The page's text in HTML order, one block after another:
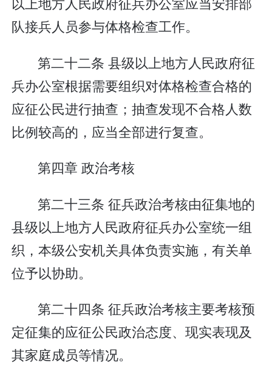
队接兵人员参与体格检查工作。
第二十二条 县级以上地方人民政府征
兵办公室根据需要组织对体格检查合格的
应征公民进行抽查；抽查发现不合格人数
比例较高的，应当全部进行复查。
第四章 政治考核
第二十三条 征兵政治考核由征集地的
县级以上地方人民政府征兵办公室统一组
织，本级公安机关具体负责实施，有关单
位予以协助。
第二十四条 征兵政治考核主要考核预
定征集的应征公民政治态度、现实表现及
其家庭成员等情况。